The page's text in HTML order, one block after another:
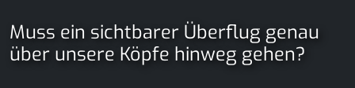
Muss ein sichtbarer Überflug genau
über unsere Köpfe hinweg gehen?